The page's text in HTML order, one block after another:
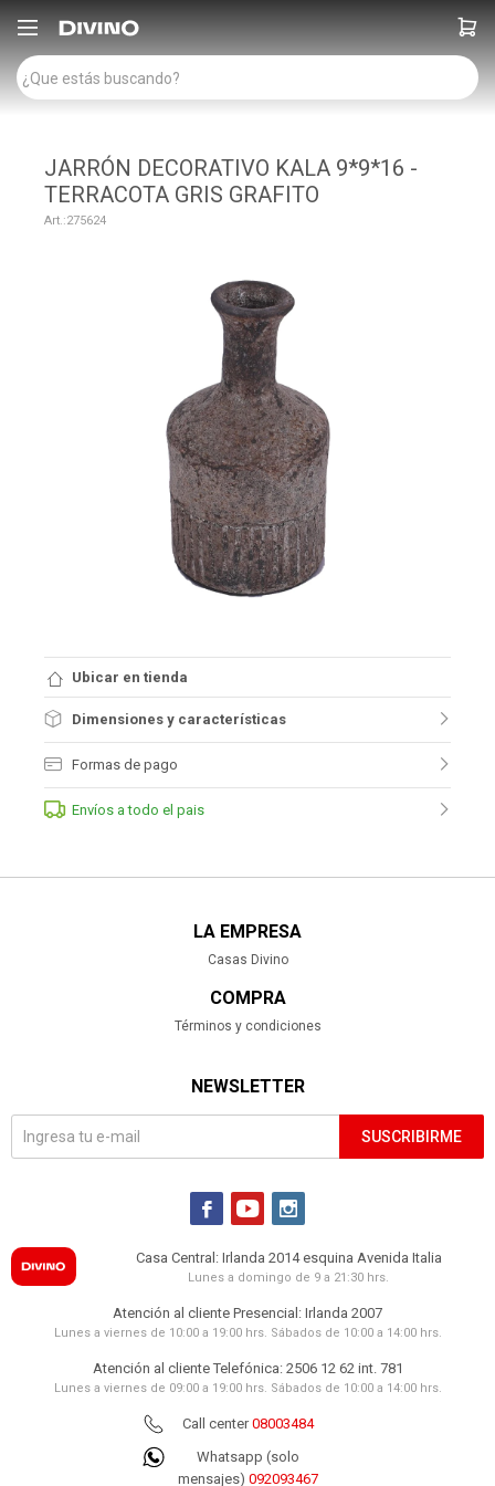

JARRÓN DECORATIVO KALA 9*9*16 -
TERRACOTA GRIS GRAFITO
275624
Ubicar en tienda
Dimensiones y características
Formas de pago
Envíos a todo el pais
LA EMPRESA
Casas Divino
COMPRA
Términos y condiciones
NEWSLETTER
SUSCRIBIRME
  
Casa Central: Irlanda 2014 esquina Avenida Italia
Lunes a domingo de 9 a 21:30 hrs.
Atención al cliente Presencial: Irlanda 2007
Lunes a viernes de 10:00 a 19:00 hrs. Sábados de 10:00 a 14:00 hrs.
Atención al cliente Telefónica: 2506 12 62 int. 781
Lunes a viernes de 09:00 a 19:00 hrs. Sábados de 10:00 a 14:00 hrs.
Call center08003484
Whatsapp (solo
mensajes) 092093467